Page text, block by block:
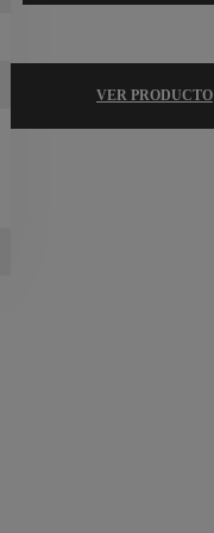
VER PRODUCTO